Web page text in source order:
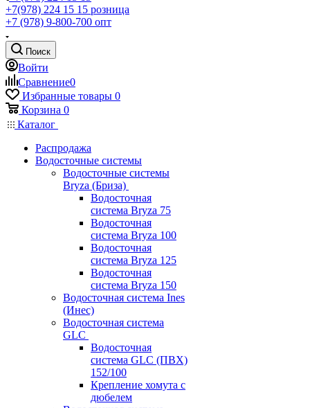
+7(978) 224 15 15 розница
+7 (978) 9-800-700 опт
Поиск
Войти
Сравнение0
Избранные товары 0
Корзина 0
Каталог
Распродажа
Водосточные системы
Водосточные системы
Bryza (Бриза)
Водосточная
система Bryza 75
Водосточная
система Bryza 100
Водосточная
система Bryza 125
Водосточная
система Bryza 150
Водосточная система Ines
(Инес)
Водосточная система
GLC
Водосточная
система GLC (ПВХ)
152/100
Крепление хомута с
дюбелем